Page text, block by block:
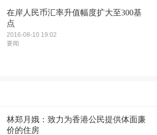
在岸人民币汇率升值幅度扩大至300基
点
2016-08-10 19:02
要闻
林郑月娥：致力为香港公民提供体面廉
价的住房